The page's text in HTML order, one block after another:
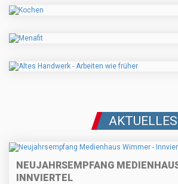
NEUJAHRSEMPFANG
INNVIERTEL